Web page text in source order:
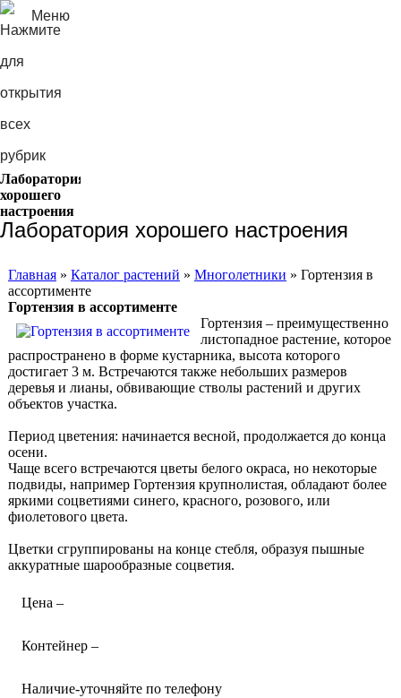
Меню
Лаборатория
хорошего
настроения
Лаборатория хорошего настроения
Главная» Каталог растений » Многолетники » Гортензия в
ассортименте
Гортензия в ассортименте
Гортензия – преимущественно
листопадное растение, которое
распространено в форме кустарника, высота которого
достигает 3 м. Встречаются также небольших размеров
деревья и лианы, обвивающие стволы растений и других
объектов участка.
Период цветения: начинается весной, продолжается до конца
осени.
Чаще всего встречаются цветы белого окраса, но некоторые
подвиды, например Гортензия крупнолистая, обладают более
яркими соцветиями синего, красного, розового, или
фиолетового цвета.
Цветки сгруппированы на конце стебля, образуя пышные
аккуратные шарообразные соцветия.
Цена –
Контейнер –
Наличие-уточняйте по телефону